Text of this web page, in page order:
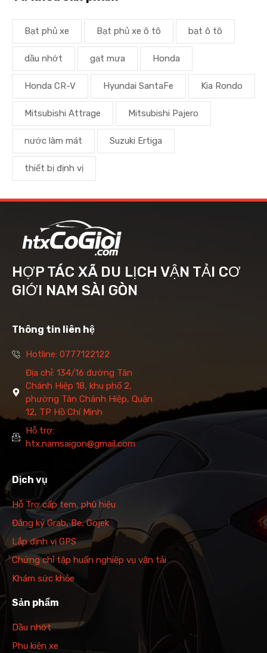
Bạt phủ xe Bạt phủ xe ô tô bạt ô tô
dầu nhớt gạt mưa Honda
Honda CR-V Hyundai SantaFe Kia Rondo
Mitsubishi Attrage Mitsubishi Pajero
nước làm mát Suzuki Ertiga
thiết bị định vị
HỢP TÁC XÃ DU LỊCH VẬN TẢI CƠ
GIỚI NAM SÀI GÒN
Thông tin liên hệ
Hotline: 0777122122
Địa chỉ: 134/16 đường Tân
Chánh Hiệp 18, khu phố 2,
phường Tân Chánh Hiệp, Quận
12, TP Hồ Chí Minh
Hỗ trợ:
htx.namsaigon@gmail.com
Dịch vụ
Hỗ Trợ cấp tem, phù hiệu
Đăng ký Grab, Be, Gojek
Lắp định vị GPS
Chứng chỉ tập huấn nghiệp vụ vận tải
Khám sức khỏe
Sản phẩm
Dầu nhớt
Phụ kiện xe